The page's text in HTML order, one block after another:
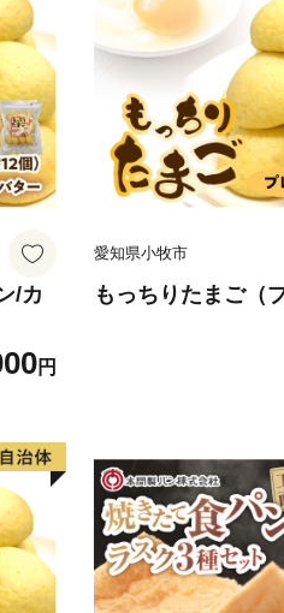
/カ
円
愛知県小牧市
もっちりたまご（